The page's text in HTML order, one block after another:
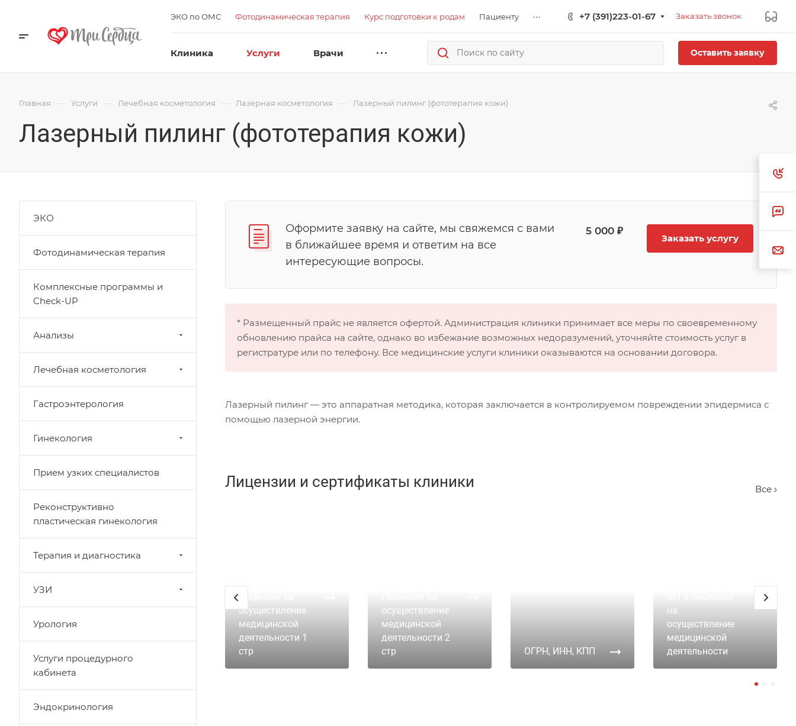
ЭКО по ОМС Фотодинамическая терапия Курс подготовки к родам Пациенту ... +7 (391)223-01-67 Заказать звонок
Клиника Услуги Врачи Оставить заявку
Главная — Услуги — Лечебная косметология — Лазерная косметология — Лазерный пилинг (фототерапия кожи)
Лазерный пилинг (фототерапия кожи)
Оформите заявку на сайте, мы свяжемся с вами
в ближайшее время и ответим на все
интересующие вопросы.
5 000 ₽
Заказать услугу
* Размещенный прайс не является офертой. Администрация клиники принимает все меры по своевременному
обновлению прайса на сайте, однако во избежание возможных недоразумений, уточняйте стоимость услуг в
регистратуре или по телефону. Все медицинские услуги клиники оказываются на основании договора.
Лазерный пилинг — это аппаратная методика, которая заключается в контролируемом повреждении эпидермиса с
помощью лазерной энергии.
Лицензии и сертификаты клиники Вcе
осуществление
медицинской
деятельности 1
стр
осуществление
медицинской
деятельности 2
стр
ОГРН, ИНН, КПП
на
осуществление
медицинской
деятельности
ЭКО
Фотодинамическая терапия
Комплексные программы и
Check-UP
Анализы
Лечебная косметология
Гастроэнтерология
Гинекология
Прием узких специалистов
Реконструктивно
пластическая гинекология
Терапия и диагностика
УЗИ
Урология
Услуги процедурного
кабинета
Эндокринология